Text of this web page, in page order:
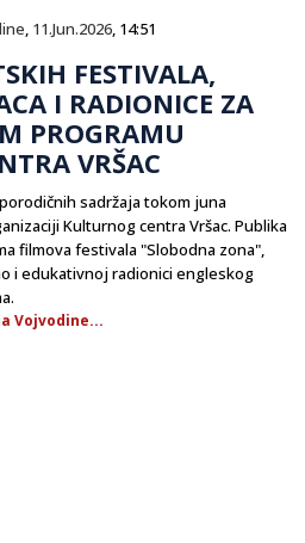
, 11.Jun.2026, 14:51
FESTIVALA,
I RADIONICE ZA
PROGRAMU
VRŠAC
sadržaja tokom juna
Kulturnog centra Vršac. Publika
filmova festivala "Slobodna zona",
i edukativnoj radionici engleskog
Vojvodine...